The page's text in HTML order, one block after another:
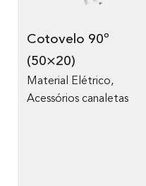
Cotovelo 90º
(50×20)
Material Elétrico,
Acessórios canaletas